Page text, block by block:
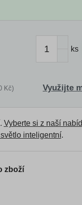
Kč)
ks
Využijte
Vyberte si z naší
inteligentní.
zboží